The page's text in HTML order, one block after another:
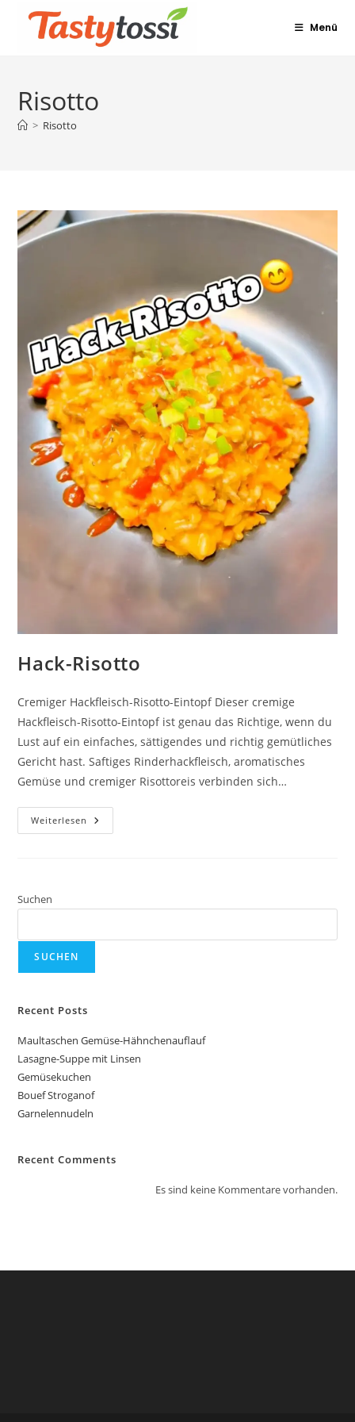
Menü
Risotto
> Risotto
Hack-Risotto
Cremiger Hackfleisch-Risotto-Eintopf Dieser cremige
Hackfleisch-Risotto-Eintopf ist genau das Richtige, wenn du
Lust auf ein einfaches, sättigendes und richtig gemütliches
Gericht hast. Saftiges Rinderhackfleisch, aromatisches
Gemüse und cremiger Risottoreis verbinden sich…
Weiterlesen Hack-
Risotto
Suchen
SUCHEN
Recent Posts
Maultaschen Gemüse-Hähnchenauflauf
Lasagne-Suppe mit Linsen
Gemüsekuchen
Bouef Stroganof
Garnelennudeln
Recent Comments
Es sind keine Kommentare vorhanden.